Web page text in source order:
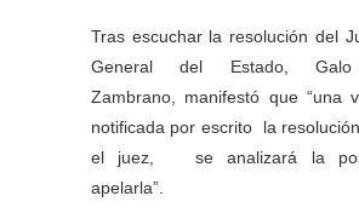
Tras escuchar la resolución del
General del Estado, Galo
Zambrano, manifestó que “una
notificada por escrito la
el juez, se analizará la
apelarla”.